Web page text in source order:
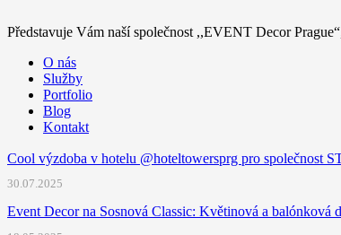
Představuje Vám naší společnost ,,EVENT Decor
O nás
Služby
Portfolio
Blog
Kontakt
Cool výzdoba v hotelu @hoteltowersprg pro společnost
30.07.2025
Event Decor na Sosnová Classic: Květinová a balónková